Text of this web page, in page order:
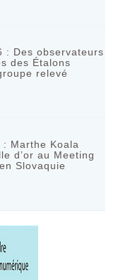
: Des observateurs
des Étalons
relevé
Marthe Koala
d’or au Meeting
Slovaquie